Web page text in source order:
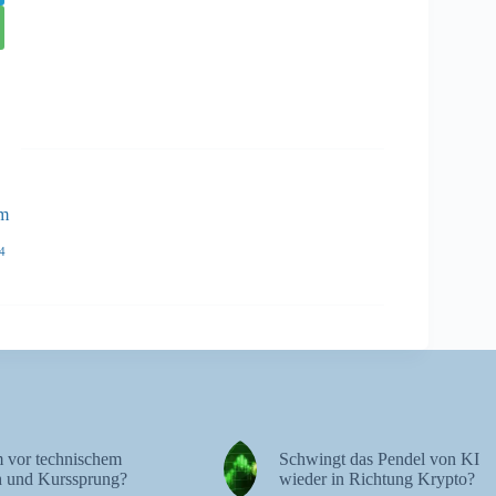
vor technischem
und Kurssprung?
Schwingt das Pendel von KI
wieder in Richtung Krypto?